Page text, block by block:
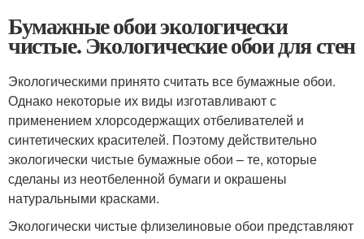
Бумажные обои экологически
чистые. Экологические обои для стен
Экологическими принято считать все бумажные обои.
Однако некоторые их виды изготавливают с
применением хлорсодержащих отбеливателей и
синтетических красителей. Поэтому действительно
экологически чистые бумажные обои – те, которые
сделаны из неотбеленной бумаги и окрашены
натуральными красками.
Экологически чистые флизелиновые обои представляют